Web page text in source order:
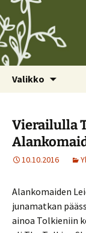
Valikko
Vierailulla
10.10.2016
Alankomaiden
junamatkan
ainoa Tolkieniin